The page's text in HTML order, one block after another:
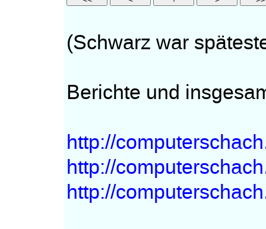
(Schwarz war
Berichte und
http://
http://
http://